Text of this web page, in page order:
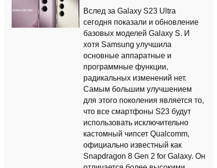
Вслед за Galaxy S23 Ultra
сегодня показали и обновление
базовых моделей Galaxy S. И
хотя Samsung улучшила
основные аппаратные и
программные функции,
радикальных изменений нет.
Самым большим улучшением
для этого поколения является то,
что все смартфоны S23 будут
использовать исключительно
кастомный чипсет Qualcomm,
официально известный как
Snapdragon 8 Gen 2 for Galaxy. Он